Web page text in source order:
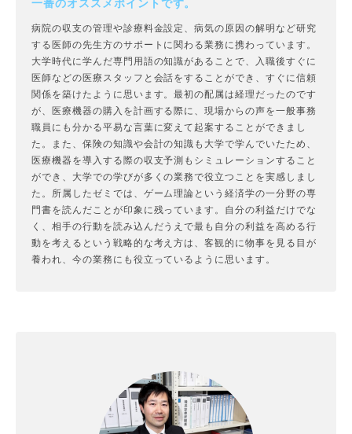
一番のオススメポイントです。
病院の収支の管理や診療料金設定、病気の原因の解明など研究
する医師の先生方のサポートに関わる業務に携わっています。
大学時代に学んだ専門用語の知識があることで、入職後すぐに
医師などの医療スタッフと会話をすることができ、すぐに信頼
関係を築けたように思います。最初の配属は経理だったのです
が、医療機器の購入を計画する際に、現場からの声を一般事務
職員にも分かる平易な言葉に変えて起案することができまし
た。また、保険の知識や会計の知識も大学で学んでいたため、
医療機器を導入する際の収支予測もシミュレーションすること
ができ、大学での学びが多くの業務で役立つことを実感しまし
た。所属したゼミでは、ゲーム理論という経済学の一分野の専
門書を読んだことが印象に残っています。自分の利益だけでな
く、相手の行動を読み込んだうえで最も自分の利益を高める行
動を考えるという戦略的な考え方は、客観的に物事を見る目が
養われ、今の業務にも役立っているように思います。